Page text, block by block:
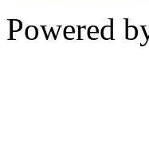
Powered